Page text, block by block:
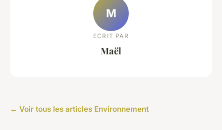
M
ECRIT PAR
Maël
← Voir tous les articles Environnement